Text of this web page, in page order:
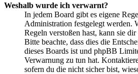
Weshalb wurde ich verwarnt?
In jedem Board gibt es eigene
Administration festgelegt werden.
Regeln verstoßen hast, kann sie
Bitte beachte, dass dies die
dieses Boards ist und phpBB
Verwarnung zu tun hat.
sofern du die nicht sicher bist,